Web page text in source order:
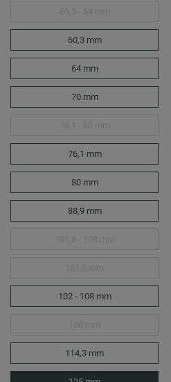
60,3 mm
64 mm
70 mm
76,1 mm
80 mm
88,9 mm
102 - 108 mm
114,3 mm